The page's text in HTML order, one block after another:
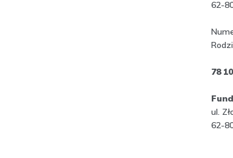
62-
78
ul.
62-